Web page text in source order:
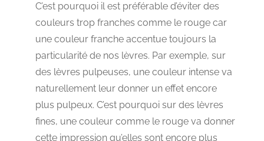
C’est pourquoi il est préférable d’éviter des
couleurs trop franches comme le rouge car
une couleur franche accentue toujours la
particularité de nos lèvres. Par exemple, sur
des lèvres pulpeuses, une couleur intense va
naturellement leur donner un effet encore
plus pulpeux. C’est pourquoi sur des lèvres
fines, une couleur comme le rouge va donner
cette impression qu’elles sont encore plus